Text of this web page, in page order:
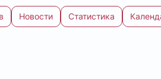
Новости Статистика